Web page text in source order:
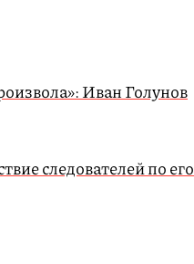
Иван Голунов
следователей по его